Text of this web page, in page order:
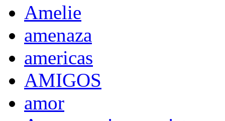
Amelie
amenaza
americas
AMIGOS
amor